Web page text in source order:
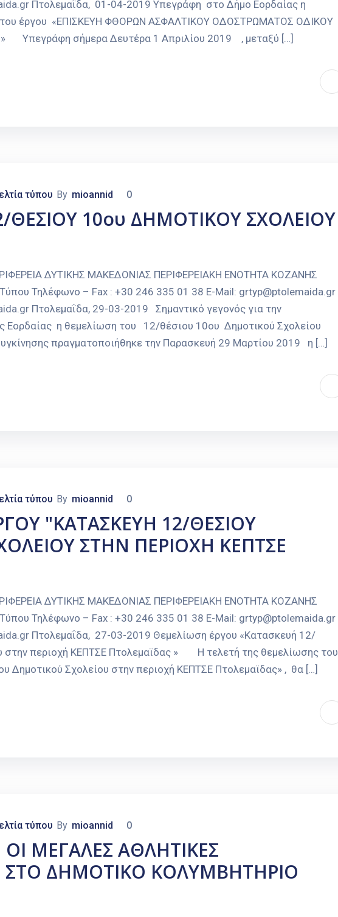
Πτολεμαΐδα, 01-04-2019 Υπεγράφη στο Δήμο Εορδαίας η
του έργου «ΕΠΙΣΚΕΥΗ ΦΘΟΡΩΝ ΑΣΦΑΛΤΙΚΟΥ ΟΔΟΣΤΡΩΜΑΤΟΣ ΟΔΙΚΟΥ
Υπεγράφη σήμερα Δευτέρα 1 Απριλίου 2019 , μεταξύ […]
τύπου By mioannid 0
ΘΕΣΙΟΥ 10ου ΔΗΜΟΤΙΚΟΥ ΣΧΟΛΕΙΟΥ
ΔΥΤΙΚΗΣ ΜΑΚΕΔΟΝΙΑΣ ΠΕΡΙΦΕΡΕΙΑΚΗ ΕΝΟΤΗΤΑ ΚΟΖΑΝΗΣ
Τηλέφωνο – Fax : +30 246 335 01 38 E-Mail: grtyp@ptolemaida.gr
Πτολεμαΐδα, 29-03-2019 Σημαντικό γεγονός για την
Εορδαίας η θεμελίωση του 12/θέσιου 10ου Δημοτικού Σχολείου
πραγματοποιήθηκε την Παρασκευή 29 Μαρτίου 2019 η […]
τύπου By mioannid 0
"ΚΑΤΑΣΚΕΥΗ 12/ΘΕΣΙΟΥ
ΣΤΗΝ ΠΕΡΙΟΧΗ ΚΕΠΤΣΕ
ΔΥΤΙΚΗΣ ΜΑΚΕΔΟΝΙΑΣ ΠΕΡΙΦΕΡΕΙΑΚΗ ΕΝΟΤΗΤΑ ΚΟΖΑΝΗΣ
Τηλέφωνο – Fax : +30 246 335 01 38 E-Mail: grtyp@ptolemaida.gr
Πτολεμαΐδα, 27-03-2019 Θεμελίωση έργου «Κατασκευή 12/
στην περιοχή ΚΕΠΤΣΕ Πτολεμαϊδας » Η τελετή της θεμελίωσης του
Δημοτικού Σχολείου στην περιοχή ΚΕΠΤΣΕ Πτολεμαϊδας» , θα […]
τύπου By mioannid 0
ΟΙ ΜΕΓΑΛΕΣ ΑΘΛΗΤΙΚΕΣ
ΣΤΟ ΔΗΜΟΤΙΚΟ ΚΟΛΥΜΒΗΤΗΡΙΟ